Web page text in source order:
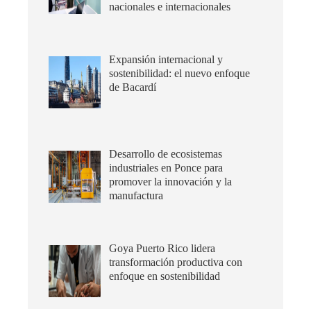
nacionales e internacionales
Expansión internacional y
sostenibilidad: el nuevo enfoque
de Bacardí
Desarrollo de ecosistemas
industriales en Ponce para
promover la innovación y la
manufactura
Goya Puerto Rico lidera
transformación productiva con
enfoque en sostenibilidad